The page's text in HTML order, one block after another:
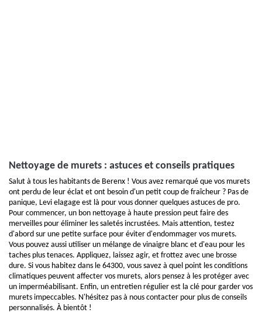
Nettoyage de murets : astuces et conseils pratiques
Salut à tous les habitants de Berenx ! Vous avez remarqué que vos murets
ont perdu de leur éclat et ont besoin d'un petit coup de fraîcheur ? Pas de
panique, Levi elagage est là pour vous donner quelques astuces de pro.
Pour commencer, un bon nettoyage à haute pression peut faire des
merveilles pour éliminer les saletés incrustées. Mais attention, testez
d'abord sur une petite surface pour éviter d'endommager vos murets.
Vous pouvez aussi utiliser un mélange de vinaigre blanc et d'eau pour les
taches plus tenaces. Appliquez, laissez agir, et frottez avec une brosse
dure. Si vous habitez dans le 64300, vous savez à quel point les conditions
climatiques peuvent affecter vos murets, alors pensez à les protéger avec
un imperméabilisant. Enfin, un entretien régulier est la clé pour garder vos
murets impeccables. N'hésitez pas à nous contacter pour plus de conseils
personnalisés. À bientôt !